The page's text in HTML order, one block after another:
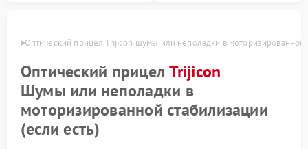
Оптический прицел Trijicon шумы или неполадки в моторизированной
Оптический прицелTrijicon
Шумы или неполадки в
моторизированной стабилизации
(если есть)